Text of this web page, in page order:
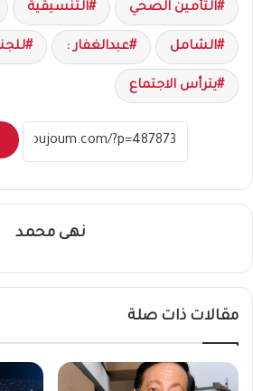
التأمين الصحي التنسيقية
الشامل عبدالغفار :
يترأس الاجتماع
نهى محمد
مقالات ذات صلة